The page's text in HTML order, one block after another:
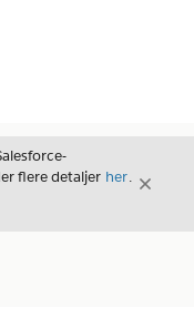
flere detaljer her.
Luk